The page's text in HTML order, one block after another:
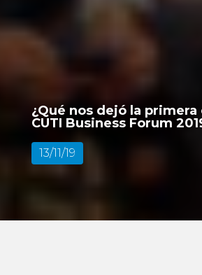
¿Qué nos dejó la
CUTI Business Forum
13/11/19